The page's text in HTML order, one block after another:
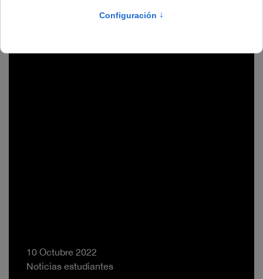
10 Octubre 2022
Noticias estudiantes